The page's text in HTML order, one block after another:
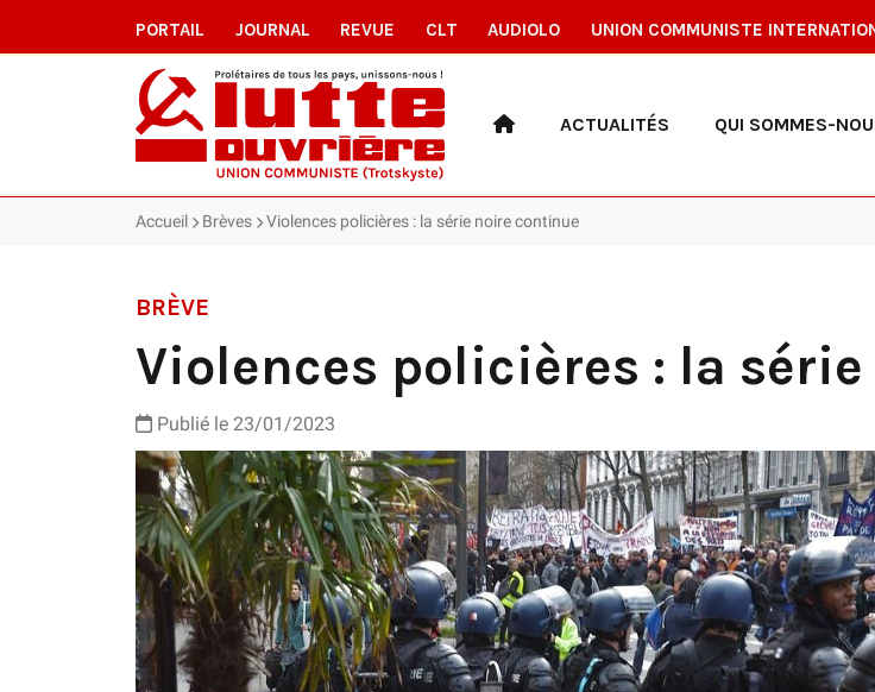
PORTAIL JOURNAL REVUE CLT AUDIOLO UNION COMMUNISTE
ACTUALITÉS QUI SOMMES-
Accueil Brèves Violences policières : la série noire continue
BRÈVE
Violences policières : la
Publié le 23/01/2023